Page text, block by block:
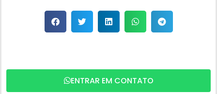
ENTRAR EM CONTATO